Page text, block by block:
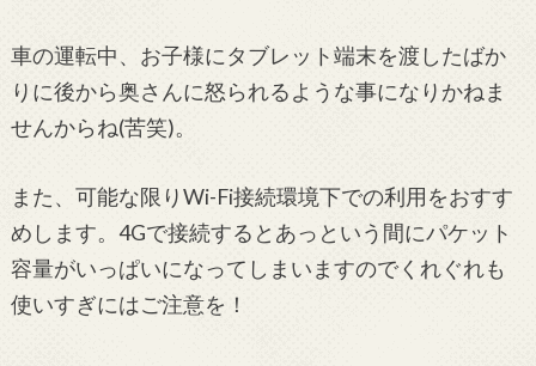
車の運転中、お子様にタブレット端末を渡したばか
りに後から奥さんに怒られるような事になりかねま
せんからね(苦笑)。
また、可能な限りWi-Fi接続環境下での利用をおすす
めします。4Gで接続するとあっという間にパケット
容量がいっぱいになってしまいますのでくれぐれも
使いすぎにはご注意を！